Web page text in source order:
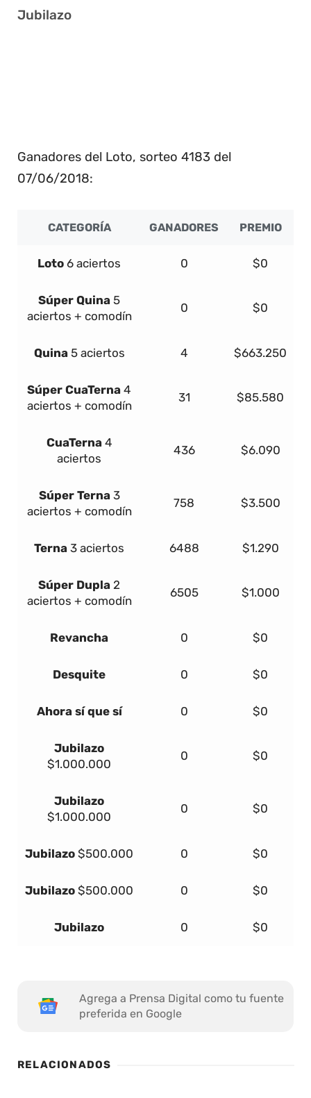
Jubilazo
Ganadores del Loto, sorteo 4183 del
07/06/2018:
CATEGORÍA GANADORES PREMIO
Loto 6 aciertos 0 $0
Súper Quina 5
aciertos + comodín
0 $0
Quina5 aciertos 4 $663.250
Súper CuaTerna 4
aciertos + comodín
31 $85.580
CuaTerna4
aciertos
436 $6.090
Súper Terna3
aciertos + comodín
758 $3.500
Terna 3 aciertos 6488 $1.290
Súper Dupla 2
aciertos + comodín
6505 $1.000
Revancha 0 $0
Desquite 0 $0
Ahora sí que sí 0 $0
Jubilazo
$1.000.000
0 $0
Jubilazo
$1.000.000
0 $0
Jubilazo $500.000 0 $0
Jubilazo $500.000 0 $0
Jubilazo 0 $0
Agrega a Prensa Digital como tu fuente
preferida en Google
RELACIONADOS